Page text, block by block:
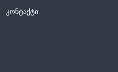
კონტაქტი